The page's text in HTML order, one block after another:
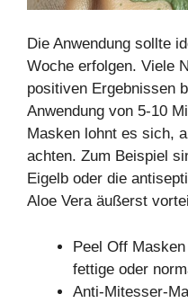
Die Anwendung sollte
Woche erfolgen. Viele
positiven Ergebnissen
Anwendung von 5-10
Masken lohnt es sich,
achten. Zum Beispiel
Eigelb oder die
Aloe Vera äußerst
Peel Off
fettige oder
Anti-Mitesser-